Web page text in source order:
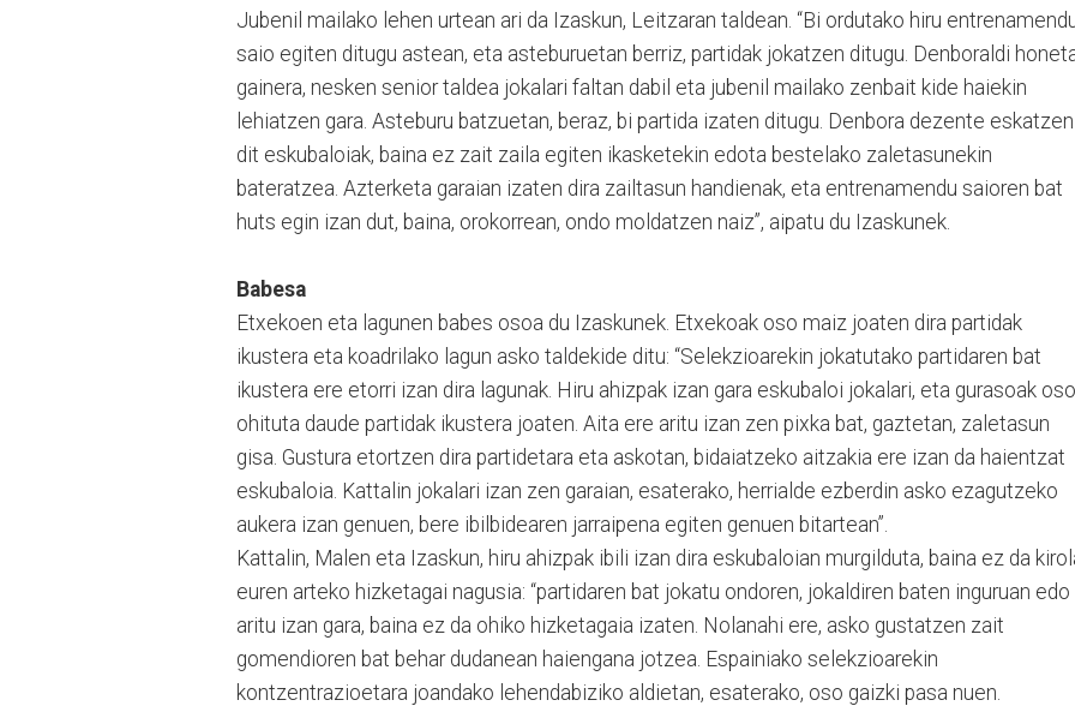
Jubenil mailako lehen urtean ari da Izaskun, Leitzaran taldean. “Bi ordutako hiru
saio egiten ditugu astean, eta asteburuetan berriz, partidak jokatzen ditugu. Denboraldi
gainera, nesken senior taldea jokalari faltan dabil eta jubenil mailako zenbait kide haiekin
lehiatzen gara. Asteburu batzuetan, beraz, bi partida izaten ditugu. Denbora dezente eskatzen
dit eskubaloiak, baina ez zait zaila egiten ikasketekin edota bestelako zaletasunekin
bateratzea. Azterketa garaian izaten dira zailtasun handienak, eta entrenamendu saioren bat
huts egin izan dut, baina, orokorrean, ondo moldatzen naiz”, aipatu du Izaskunek.
Babesa
Etxekoen eta lagunen babes osoa du Izaskunek. Etxekoak oso maiz joaten dira partidak
ikustera eta koadrilako lagun asko taldekide ditu: “Selekzioarekin jokatutako partidaren bat
ikustera ere etorri izan dira lagunak. Hiru ahizpak izan gara eskubaloi jokalari, eta gurasoak oso
ohituta daude partidak ikustera joaten. Aita ere aritu izan zen pixka bat, gaztetan, zaletasun
gisa. Gustura etortzen dira partidetara eta askotan, bidaiatzeko aitzakia ere izan da haientzat
eskubaloia. Kattalin jokalari izan zen garaian, esaterako, herrialde ezberdin asko ezagutzeko
aukera izan genuen, bere ibilbidearen jarraipena egiten genuen bitartean”.
Kattalin, Malen eta Izaskun, hiru ahizpak ibili izan dira eskubaloian murgilduta, baina ez da
euren arteko hizketagai nagusia: “partidaren bat jokatu ondoren, jokaldiren baten inguruan edo
aritu izan gara, baina ez da ohiko hizketagaia izaten. Nolanahi ere, asko gustatzen zait
gomendioren bat behar dudanean haiengana jotzea. Espainiako selekzioarekin
kontzentrazioetara joandako lehendabiziko aldietan, esaterako, oso gaizki pasa nuen.